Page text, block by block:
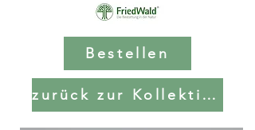
Bestellen
zurück zur Kollektion